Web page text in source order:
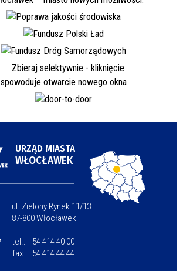
URZĄD MIASTA
WŁOCŁAWEK
ul. Zielony Rynek 11/13
87-800 Włocławek
tel.:
54 414 40 00
fax.:
54 414 44 44